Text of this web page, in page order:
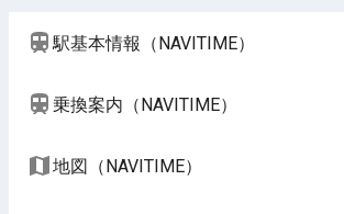
駅基本情報（NAVITIME）
乗換案内（NAVITIME）
地図（NAVITIME）